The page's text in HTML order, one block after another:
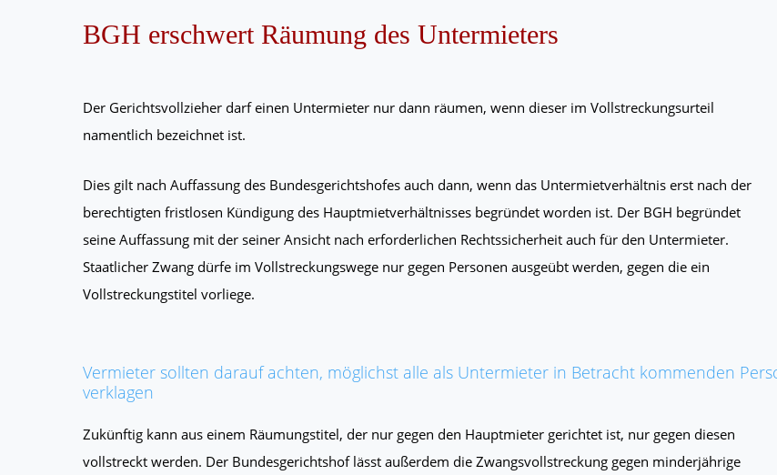
BGH erschwert Räumung des Untermieters
Der Gerichtsvollzieher darf einen Untermieter nur dann räumen, wenn dieser im Vollstreckungsurteil
namentlich bezeichnet ist.
Dies gilt nach Auffassung des Bundesgerichtshofes auch dann, wenn das Untermietverhältnis erst nach der
berechtigten fristlosen Kündigung des Hauptmietverhältnisses begründet worden ist. Der BGH begründet
seine Auffassung mit der seiner Ansicht nach erforderlichen Rechtssicherheit auch für den Untermieter.
Staatlicher Zwang dürfe im Vollstreckungswege nur gegen Personen ausgeübt werden, gegen die ein
Vollstreckungstitel vorliege.
Vermieter sollten darauf achten, möglichst alle als Untermieter in Betracht kommenden
verklagen
Zukünftig kann aus einem Räumungstitel, der nur gegen den Hauptmieter gerichtet ist, nur gegen diesen
vollstreckt werden. Der Bundesgerichtshof lässt außerdem die Zwangsvollstreckung gegen minderjährige